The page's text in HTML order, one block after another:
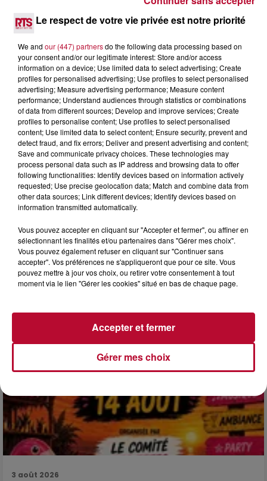
FÊTE DE LA POLYNÉSIE À VILLEVEYRAC
HÉRAULT, PYRÉNÉES-ORIENTALES : TROIS
SPOTS DE SNORKELING À EXPLORER...
Pas besoin de bouteilles de plongée lourdes ni de diplômes
complexes pour observer la vie sous-marine. Cet été, un
masque, un tuba et une paire de palmes...
3 août 2026
Le respect de votre vie privée est notre priorité
We and our (447) partnersdo the following data processing based on
your consent and/or our legitimate interest: Store and/or access
information on a device; Use limited data to select advertising; Create
profiles for personalised advertising; Use profiles to select personalised
advertising; Measure advertising performance; Measure content
performance; Understand audiences through statistics or combinations
of data from different sources; Develop and improve services; Create
profiles to personalise content; Use profiles to select personalised
content; Use limited data to select content; Ensure security, prevent and
detect fraud, and fix errors; Deliver and present advertising and content;
Save and communicate privacy choices. These technologies may
process personal data such as IP address and browsing data to offer
following functionalities: Identify devices based on information actively
requested; Use precise geolocation data; Match and combine data from
other data sources; Link different devices; Identify devices based on
information transmitted automatically.
Vous pouvez accepter en cliquant sur "Accepter et fermer", ou affiner en
sélectionnant les finalités et/ou partenaires dans "Gérer mes choix".
Vous pouvez également refuser en cliquant sur "Continuer sans
accepter". Vos préférences ne s'appliqueront que pour ce site. Vous
pouvez mettre à jour vos choix, ou retirer votre consentement à tout
moment via le lien "Gérer les cookies" situé en bas de chaque page.
Gérer mes choix
Accepter et fermer